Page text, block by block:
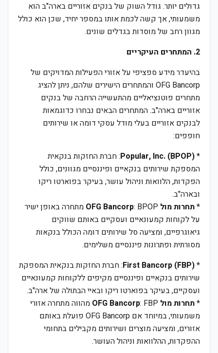
גדולים יותר. גודל השוק של בנקים אזוריים בארה"ב הוא
משמעותי, אך קשה לכמת אותו במספר יחיד, שכן הוא כולל
מגוון רחב של מוסדות בגדלים שונים.
2. המתחרים העיקריים
בהיעדר מידע ספציפי על אזורי הפעילות המדויקים של
OFG Bancorp והמתחרים הישירים שלהם, ניתן להציג
מתחרים פוטנציאליים מהתעשייה הרחבה של בנקים
אזוריים בארה"ב. המתחרים הבאים נבחרו כדוגמאות
לבנקים אזוריים בעלי מודל עסקי דומה או שירותים
חופפים:
*
Popular, Inc. (BPOP): חברת החזקות בנקאית
המספקת שירותים בנקאיים ופיננסיים מגוונים, כולל
הפקדות, הלוואות וניהול עושר, בעיקר בפוארטו ריקו
ובארה"ב.
*תחרות מול OFG Bancorp
: BPOP מתחרה באופן ישיר
על לקוחות קמעונאיים ועסקיים באותם שווקים
גיאוגרפיים, ומציעה סל שירותים דומה הכולל בנקאות
מסורתית ופתרונות פיננסיים משלימים.
*
First Bancorp (FBP): חברת החזקות בנקאית המספקת
שירותים בנקאיים ופיננסיים מקיפים ללקוחות קמעונאיים
ועסקיים, בעיקר בפוארטו ריקו ובאיי הבתולה של ארה"ב.
*תחרות מול OFG Bancorp
: FBP מהווה מתחרה אזורי
משמעותי, במיוחד אם OFG Bancorp פועלת באותם
אזורים, ומציעה מוצרים ושירותים מקבילים בתחומי
ההפקדות, ההלוואות וניהול העושר.